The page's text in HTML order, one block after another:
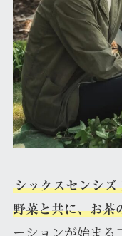
シックスセンシズ
野菜と共に、お茶
ーションが始まる